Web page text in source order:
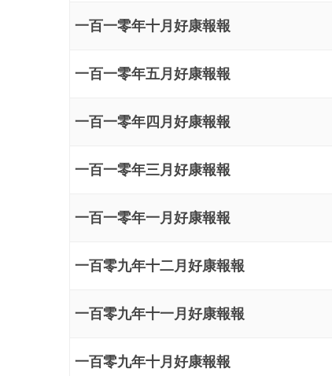
一百一零年十月好康報報
一百一零年五月好康報報
一百一零年四月好康報報
一百一零年三月好康報報
一百一零年一月好康報報
一百零九年十二月好康報報
一百零九年十一月好康報報
一百零九年十月好康報報